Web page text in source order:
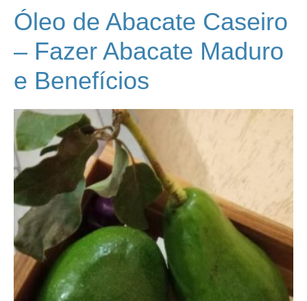
Óleo de Abacate Caseiro
– Fazer Abacate Maduro
e Benefícios